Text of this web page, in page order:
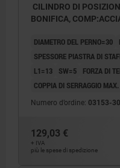
CILINDRO DI
BONIFICA,
DIAMETRO DEL PERNO=30
SPESSORE PIASTRA DI
L1=13
SW=5
FORZA DI
COPPIA DI SERRAGGIO
Numero d’ordine: 03153-
129,03 €
+ IVA
più le spese di spedizione